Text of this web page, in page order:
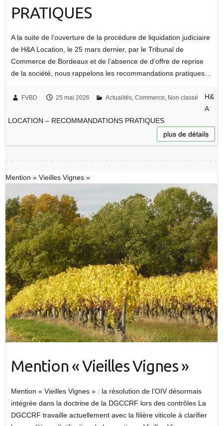
PRATIQUES
A la suite de l’ouverture de la procédure de liquidation judiciaire
de H&A Location, le 25 mars dernier, par le Tribunal de
Commerce de Bordeaux et de l’absence de d’offre de reprise
de la société, nous rappelons les recommandations pratiques…
FVBD 25 mai 2026 Actualités, Commerce, Non classé
H&
A
LOCATION – RECOMMANDATIONS PRATIQUES
plus de détails
Mention « Vieilles Vignes »
Mention « Vieilles Vignes »
Mention « Vieilles Vignes » : la résolution de l’OIV désormais
intégrée dans la doctrine de la DGCCRF lors des contrôles La
DGCCRF travaille actuellement avec la filière viticole à clarifier